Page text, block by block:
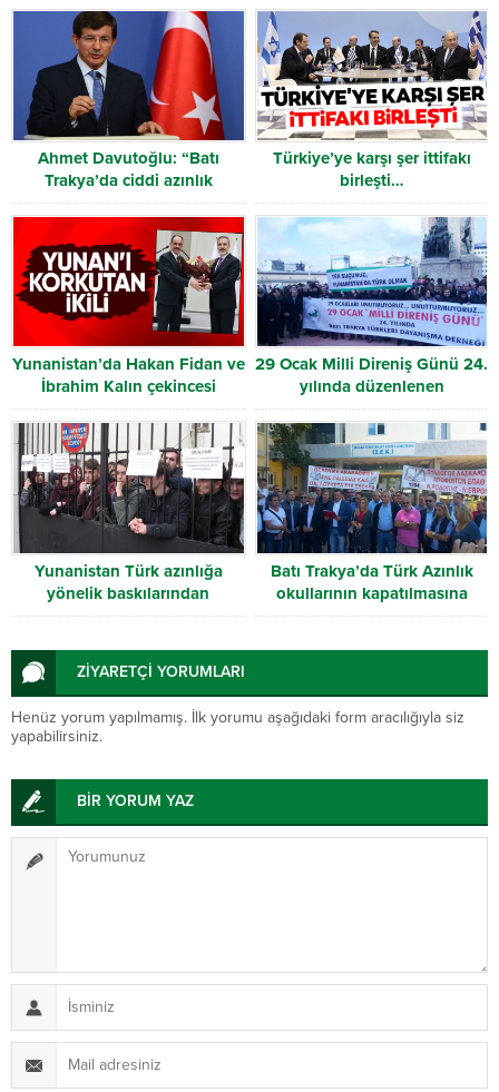
Ahmet Davutoğlu: “Batı
Trakya’da ciddi azınlık
sorunları devam ediyor”
Türkiye’ye karşı şer ittifakı
birleşti…
Yunanistan’da Hakan Fidan ve
İbrahim Kalın çekincesi
29 Ocak Milli Direniş Günü 24.
yılında düzenlenen
etkinliklerle anıldı
Yunanistan Türk azınlığa
yönelik baskılarından
vazgeçmiyor
Batı Trakya’da Türk Azınlık
okullarının kapatılmasına
“HAYIR”
ZİYARETÇİ YORUMLARI
Henüz yorum yapılmamış. İlk yorumu aşağıdaki form aracılığıyla siz
yapabilirsiniz.
BİR YORUM YAZ